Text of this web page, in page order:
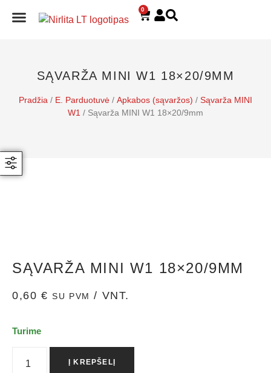
0
SĄVARŽA MINI W1 18×20/9MM
Pradžia / E. Parduotuvė / Apkabos (sąvaržos) / Sąvarža MINI
W1 / Sąvarža MINI W1 18×20/9mm
SĄVARŽA MINI W1 18×20/9MM
0,60 € SU PVM / VNT.
Turime
Į KREPŠELĮ